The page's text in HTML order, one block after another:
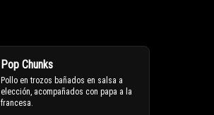
Pop Chunks
Pollo en trozos bañados en salsa a
elección, acompañados con papa a la
francesa.